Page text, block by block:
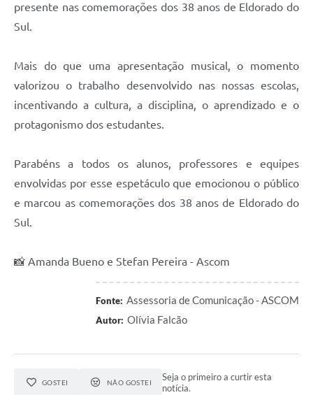
presente nas comemorações dos 38 anos de Eldorado do
Sul.
Mais do que uma apresentação musical, o momento
valorizou o trabalho desenvolvido nas nossas escolas,
incentivando a cultura, a disciplina, o aprendizado e o
protagonismo dos estudantes.
Parabéns a todos os alunos, professores e equipes
envolvidas por esse espetáculo que emocionou o público
e marcou as comemorações dos 38 anos de Eldorado do
Sul.
📸 Amanda Bueno e Stefan Pereira - Ascom
Fonte: Assessoria de Comunicação - ASCOM
Autor: Olívia Falcão
GOSTEI NÃO GOSTEI
Seja o primeiro a curtir esta
notícia.